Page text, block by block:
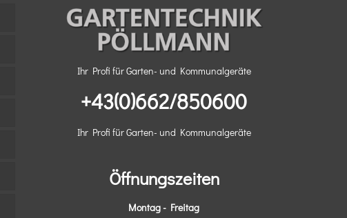
Ihr Profi für Garten- und Kommunalgeräte
+43(0)662/850600
Ihr Profi für Garten- und Kommunalgeräte
Öffnungszeiten
Montag - Freitag